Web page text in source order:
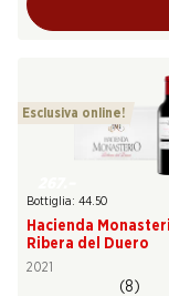
Esclusiva online!
Bottiglia: 44.50
Hacienda
Ribera del Duero
2021
(8)